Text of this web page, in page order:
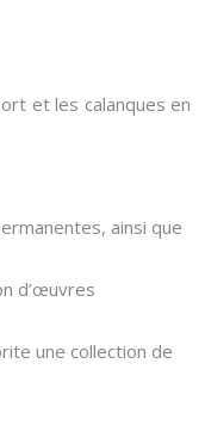
et les calanques en
ainsi que
d’œuvres
une collection de